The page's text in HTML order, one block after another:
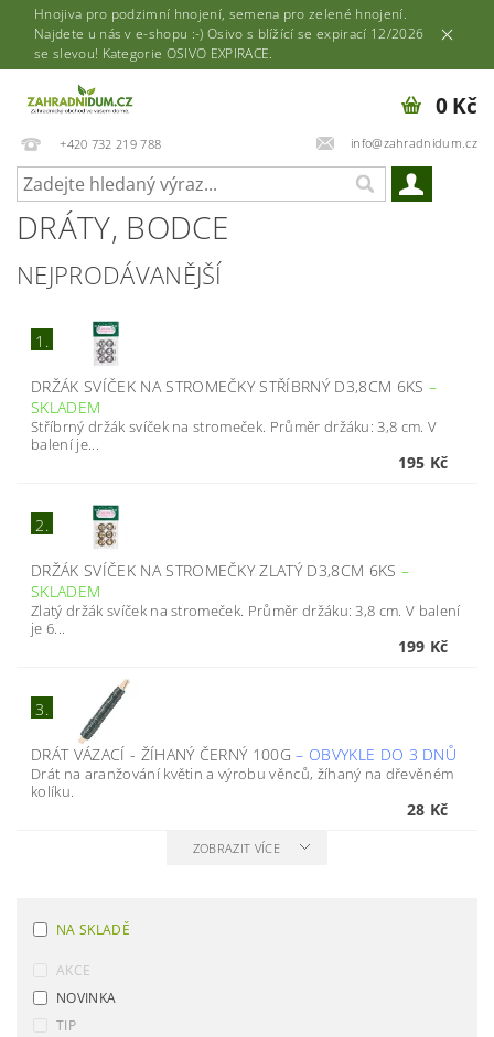
Hnojiva pro podzimní hnojení, semena pro zelené hnojení.
Najdete u nás v e-shopu :-) Osivo s blížící se expirací 12/2026
se slevou! Kategorie OSIVO EXPIRACE.
+420 732 219 788 info@zahradnidum.cz
0 Kč
DRÁTY, BODCE
NEJPRODÁVANĚJŠÍ
1.
DRŽÁK SVÍČEK NA STROMEČKY STŘÍBRNÝ D3,8CM 6KS –
SKLADEM
Stříbrný držák svíček na stromeček. Průměr držáku: 3,8 cm. V
balení je...
195 Kč
2.
DRŽÁK SVÍČEK NA STROMEČKY ZLATÝ D3,8CM 6KS –
SKLADEM
Zlatý držák svíček na stromeček. Průměr držáku: 3,8 cm. V balení
je 6...
199 Kč
3.
DRÁT VÁZACÍ - ŽÍHANÝ ČERNÝ 100G– OBVYKLE DO 3 DNŮ
Drát na aranžování květin a výrobu věnců, žíhaný na dřevěném
kolíku.
28 Kč
ZOBRAZIT VÍCE
NA SKLADĚ
AKCE
NOVINKA
TIP